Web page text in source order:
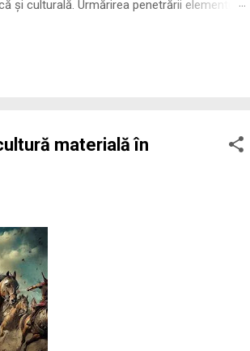
și culturală. Urmărirea penetrării elementului
materială în